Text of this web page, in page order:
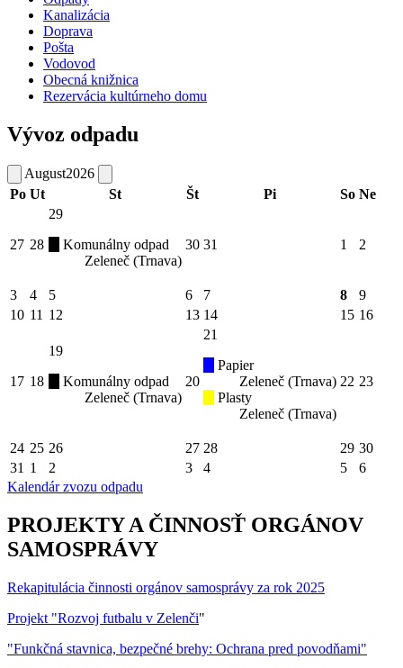
Kanalizácia
Doprava
Pošta
Vodovod
Obecná knižnica
Rezervácia kultúrneho domu
Vývoz odpadu
August2026
Po Ut St Št Pi So Ne
27 28
29
Komunálny odpad
Zeleneč (Trnava)
30 31 1 2
3 4 5 6 7 8
9
10 11 12 13 14 15 16
17 18
19
Komunálny odpad
Zeleneč (Trnava)
20
21
Papier
Zeleneč (Trnava)
Plasty
Zeleneč (Trnava)
22 23
24 25 26 27 28 29 30
31 1 2 3 4 5
6
Kalendár zvozu odpadu
PROJEKTY A ČINNOSŤ ORGÁNOV
SAMOSPRÁVY
Rekapitulácia činnosti orgánov samosprávy za rok 2025
Projekt "Rozvoj futbalu v Zelenči"
"Funkčná stavnica, bezpečné brehy: Ochrana pred povodňami"